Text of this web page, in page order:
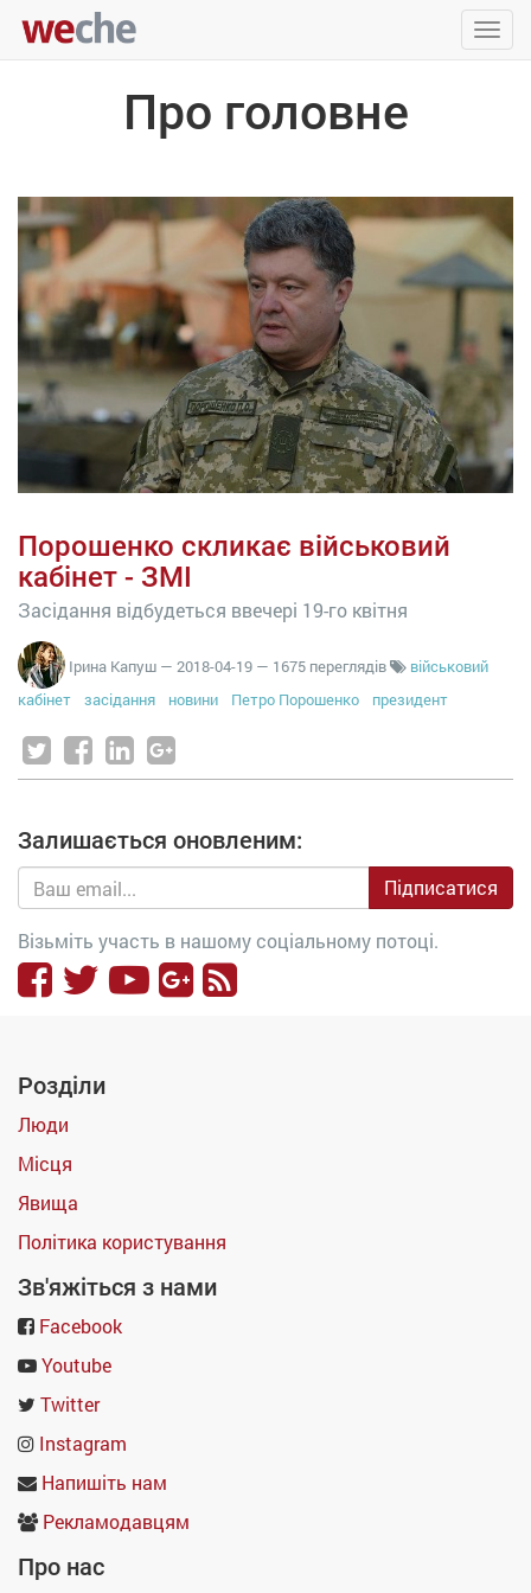
Про головне
Порошенко скликає військовий
кабінет - ЗМІ
Засідання відбудеться ввечері 19-го квітня
Ірина Капуш — 2018-04-19 — 1675 переглядів
військовий
кабінет
засідання новини Петро Порошенко президент
Залишається оновленим:
Підписатися
Візьміть участь в нашому соціальному потоці.
Розділи
Люди
Місця
Явища
Політика користування
Зв'яжіться з нами
Facebook
Youtube
Twitter
Instagram
Напишіть нам
Рекламодавцям
Про нас